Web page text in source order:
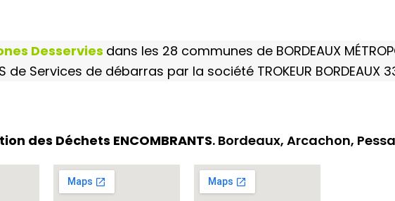
Desservies dans les 28 communes de BORDEAUX
de Services de débarras par la société TROKEUR BORDEAUX
des Déchets ENCOMBRANTS. Bordeaux, Arcachon,